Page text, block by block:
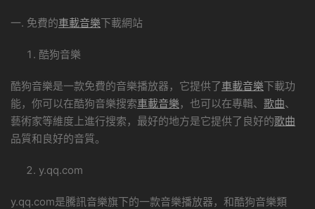
一. 免費的車載音樂下載網站
酷狗音樂
酷狗音樂是一款免費的音樂播放器，它提供了車載音樂下載功
能，你可以在酷狗音樂搜索車載音樂 ，也可以在專輯、 歌曲、
藝術家等維度上進行搜索，最好的地方是它提供了良好的歌曲
品質和良好的音質。
y.qq.com
y.qq.com是騰訊音樂旗下的一款音樂播放器，和酷狗音樂類